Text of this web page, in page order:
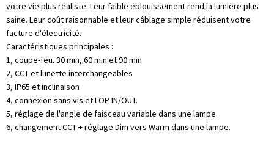
votre vie plus réaliste. Leur faible éblouissement rend la lumière plus
saine. Leur coût raisonnable et leur câblage simple réduisent votre
facture d'électricité.
Caractéristiques principales :
1, coupe-feu. 30 min, 60 min et 90 min
2, CCT et lunette interchangeables
3, IP65 et inclinaison
4, connexion sans vis et LOP IN/OUT.
5, réglage de l'angle de faisceau variable dans une lampe.
6, changement CCT + réglage Dim vers Warm dans une lampe.